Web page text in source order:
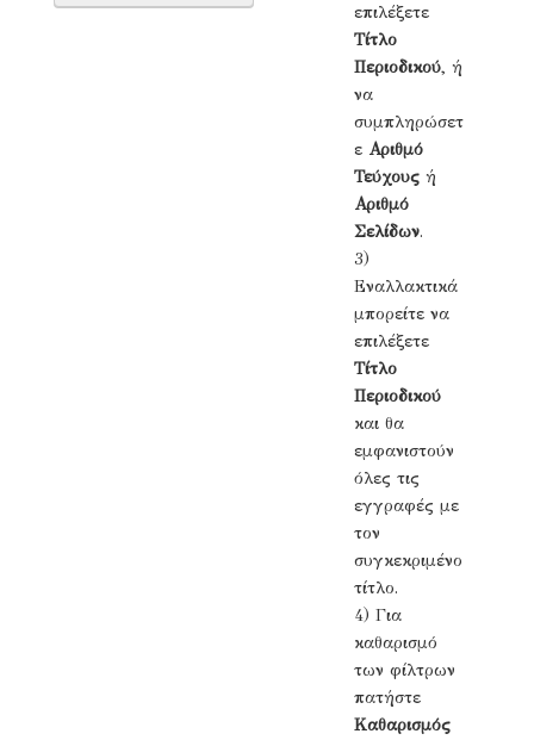
επιλέξετε
Τίτλο
Περιοδικού, ή
να
συμπληρώσετ
ε Αριθμό
Τεύχους ή
Αριθμό
Σελίδων.
3)
Εναλλακτικά
μπορείτε να
επιλέξετε
Τίτλο
Περιοδικού
και θα
εμφανιστούν
όλες τις
εγγραφές με
τον
συγκεκριμένο
τίτλο.
4) Για
καθαρισμό
των φίλτρων
πατήστε
Καθαρισμός